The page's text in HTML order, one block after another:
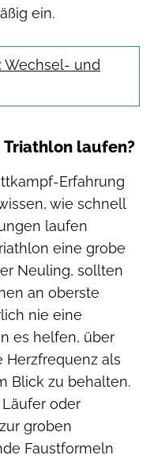
ein.
Wechsel- und
laufen?
Erfahrung
wie schnell
laufen
eine grobe
Neuling, sollten
an oberste
nie eine
es helfen, über
Herzfrequenz als
Blick zu behalten.
oder
groben
Faustformeln